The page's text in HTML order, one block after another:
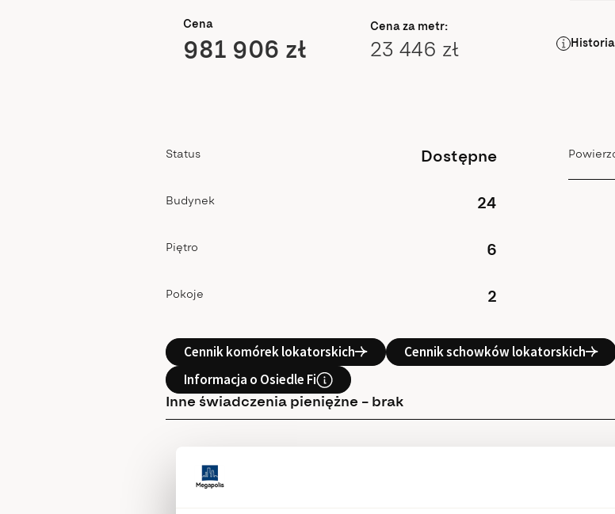
Cena
981 906 zł
Cena za metr:
23 446 zł
Status Dostępne
Budynek 24
Piętro 6
Pokoje 2
Cennik komórek lokatorskich Cennik schowków lokatorskich
Informacja o Osiedle Fi
Inne świadczenia pieniężne – brak